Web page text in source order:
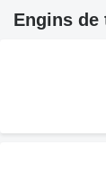
Engins de